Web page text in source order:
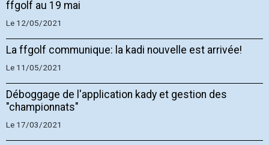
ffgolf au 19 mai
Le 12/05/2021
La ffgolf communique: la kadi nouvelle est arrivée!
Le 11/05/2021
Déboggage de l'application kady et gestion des
"championnats"
Le 17/03/2021